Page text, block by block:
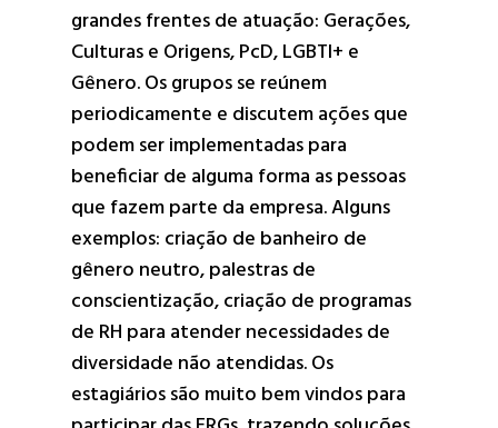
grandes frentes de atuação: Gerações,
Culturas e Origens, PcD, LGBTI+ e
Gênero. Os grupos se reúnem
periodicamente e discutem ações que
podem ser implementadas para
beneficiar de alguma forma as pessoas
que fazem parte da empresa. Alguns
exemplos: criação de banheiro de
gênero neutro, palestras de
conscientização, criação de programas
de RH para atender necessidades de
diversidade não atendidas. Os
estagiários são muito bem vindos para